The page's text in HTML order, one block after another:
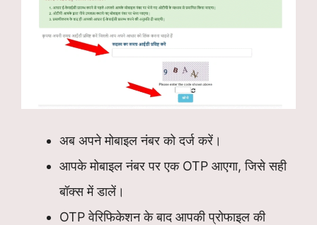
अब अपने मोबाइल नंबर को दर्ज करें।
आपके मोबाइल नंबर पर एक OTP आएगा, जिसे सही
बॉक्स में डालें।
OTP वेरिफिकेशन के बाद आपकी प्रोफाइल की